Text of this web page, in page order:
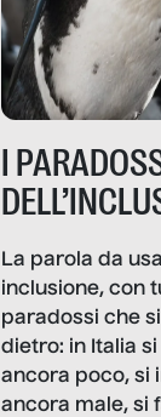
I
La parola da
inclusione, con
paradossi che
dietro: in Italia
ancora poco, si
ancora male, si